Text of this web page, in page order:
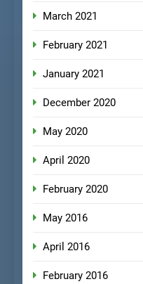
March 2021
February 2021
January 2021
December 2020
May 2020
April 2020
February 2020
May 2016
April 2016
February 2016